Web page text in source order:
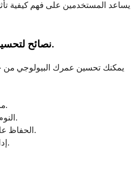
يساعد المستخدمين على فهم كيفية
نصائح لتحسين عمرك البيولوجي.
يمكنك تحسين عمرك البيولوجي من
ممارسة الرياضة بانتظام.
النوم 7-8 ساعات في الليلة.
الحفاظ على نظام غذائي متوازن.
إدارة الإجهاد بشكل فعال.